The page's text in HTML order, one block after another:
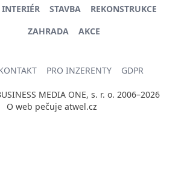
INTERIÉR STAVBA
REKONSTRUKCE
ZAHRADA
AKCE
PRO INZERENTY GDPR
MEDIA ONE, s. r. o. 2006–2026